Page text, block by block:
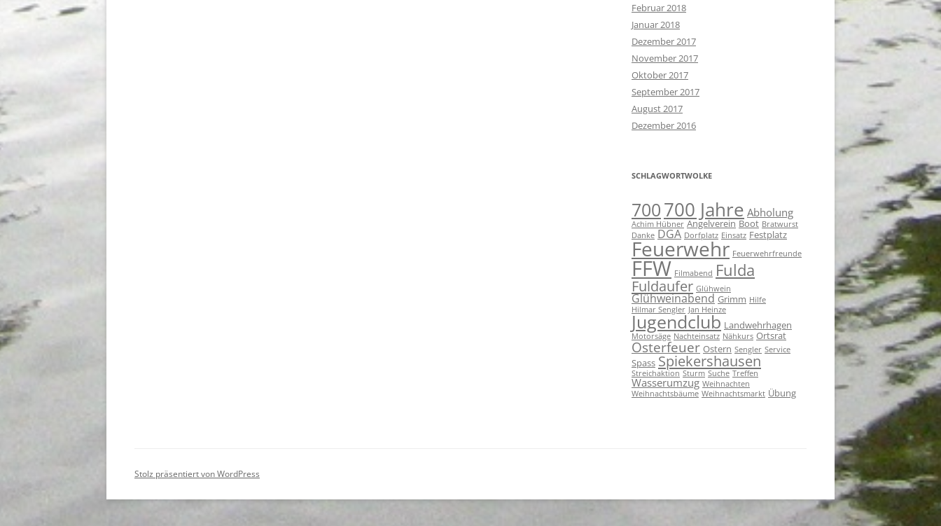
Februar 2018
Januar 2018
Dezember 2017
November 2017
Oktober 2017
September 2017
August 2017
Dezember 2016
SCHLAGWORTWOLKE
700700 Jahre Abholung
Achim Hübner Angelverein Boot Bratwurst
Danke DGA Dorfplatz Einsatz Festplatz
Feuerwehr Feuerwehrfreunde
FFW Filmabend Fulda
Fuldaufer Glühwein
Glühweinabend Grimm Hilfe
Hilmar Sengler Jan Heinze
Jugendclub Landwehrhagen
Motorsäge Nachteinsatz Nähkurs Ortsrat
Osterfeuer Ostern Sengler Service
Spass Spiekershausen
Streichaktion Sturm Suche Treffen
Wasserumzug Weihnachten
Weihnachtsbäume Weihnachtsmarkt Übung
Stolz präsentiert von WordPress